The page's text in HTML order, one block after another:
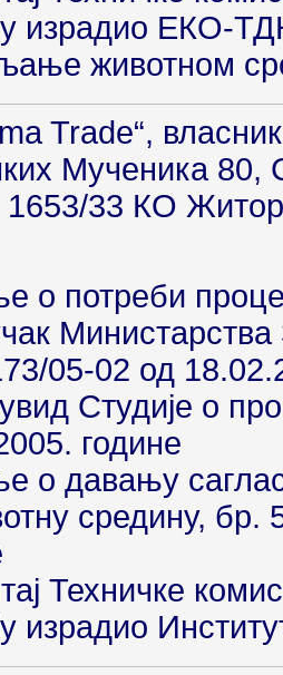
израдио ЕКО-
животном
Trade“,
Мученика 80,
1653/33 КО
о потреби
05-02 од
Студије о
године
о давању
средину, бр.
Техничке
израдио